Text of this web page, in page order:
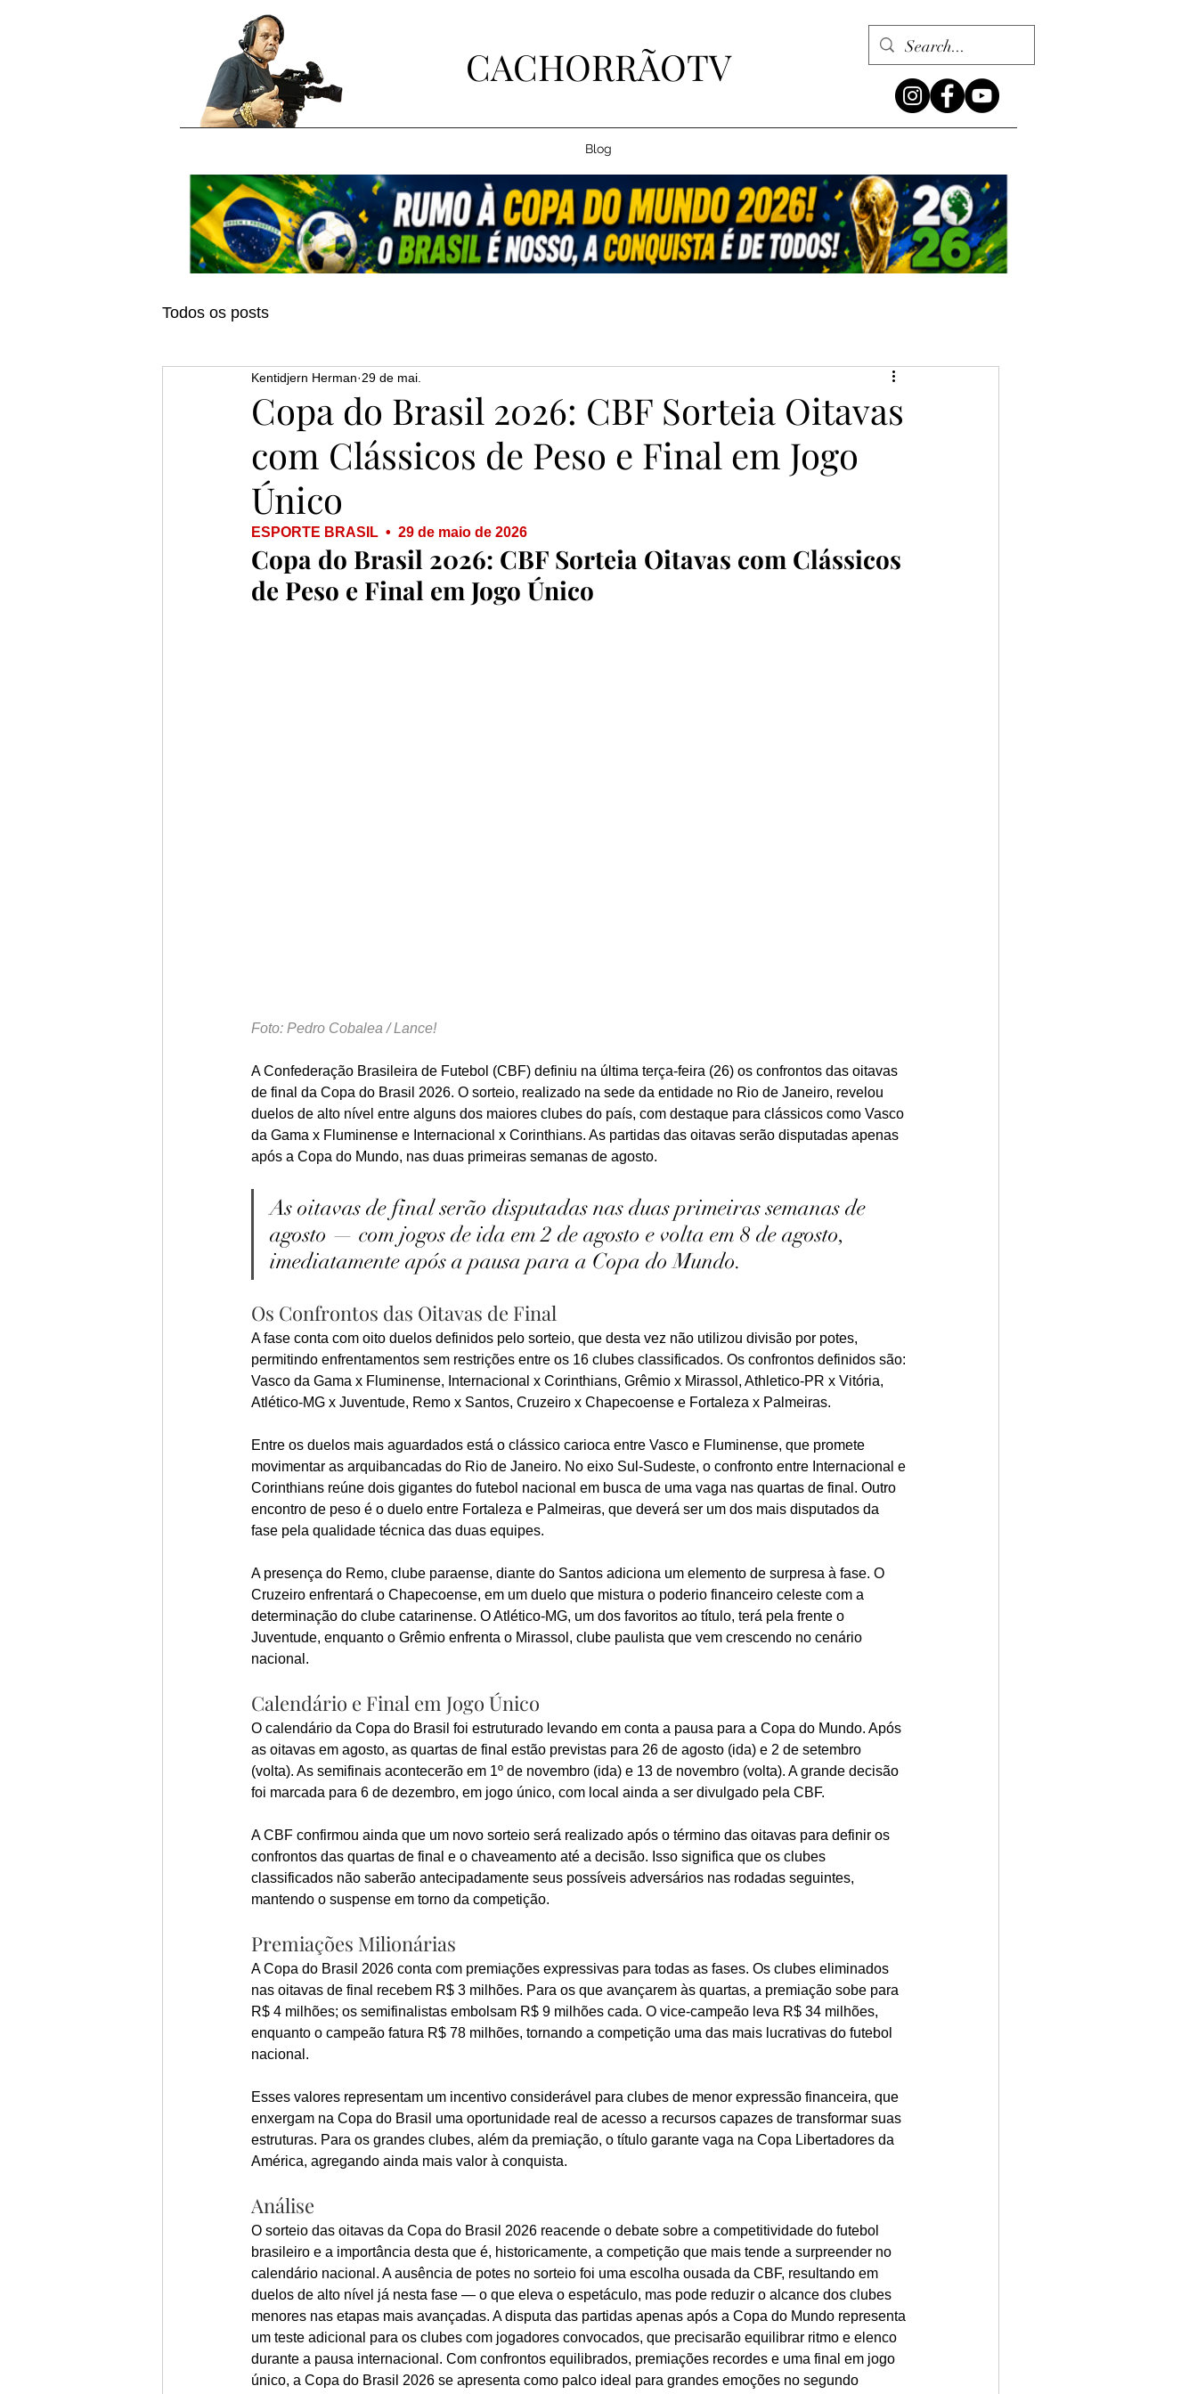
CACHORRÃOTV
Blog
Todos os posts
Copa do Brasil 2026: CBF Sorteia Oitavas
com Clássicos de Peso e Final em Jogo
Único
Kentidjern Herman 29 de mai.
ESPORTE BRASIL  •  29 de maio de 2026
Copa do Brasil 2026: CBF Sorteia Oitavas com Clássicos
de Peso e Final em Jogo Único
Foto: Pedro Cobalea / Lance!
A Confederação Brasileira de Futebol (CBF) definiu na última terça-feira (26) os confrontos das oitavas
de final da Copa do Brasil 2026. O sorteio, realizado na sede da entidade no Rio de Janeiro, revelou
duelos de alto nível entre alguns dos maiores clubes do país, com destaque para clássicos como Vasco
da Gama x Fluminense e Internacional x Corinthians. As partidas das oitavas serão disputadas apenas
após a Copa do Mundo, nas duas primeiras semanas de agosto.
As oitavas de final serão disputadas nas duas primeiras semanas de
agosto — com jogos de ida em 2 de agosto e volta em 8 de agosto,
imediatamente após a pausa para a Copa do Mundo.
Os Confrontos das Oitavas de Final
A fase conta com oito duelos definidos pelo sorteio, que desta vez não utilizou divisão por potes,
permitindo enfrentamentos sem restrições entre os 16 clubes classificados. Os confrontos definidos são:
Vasco da Gama x Fluminense, Internacional x Corinthians, Grêmio x Mirassol, Athletico-PR x Vitória,
Atlético-MG x Juventude, Remo x Santos, Cruzeiro x Chapecoense e Fortaleza x Palmeiras.
Entre os duelos mais aguardados está o clássico carioca entre Vasco e Fluminense, que promete
movimentar as arquibancadas do Rio de Janeiro. No eixo Sul-Sudeste, o confronto entre Internacional e
Corinthians reúne dois gigantes do futebol nacional em busca de uma vaga nas quartas de final. Outro
encontro de peso é o duelo entre Fortaleza e Palmeiras, que deverá ser um dos mais disputados da
fase pela qualidade técnica das duas equipes.
A presença do Remo, clube paraense, diante do Santos adiciona um elemento de surpresa à fase. O
Cruzeiro enfrentará o Chapecoense, em um duelo que mistura o poderio financeiro celeste com a
determinação do clube catarinense. O Atlético-MG, um dos favoritos ao título, terá pela frente o
Juventude, enquanto o Grêmio enfrenta o Mirassol, clube paulista que vem crescendo no cenário
nacional.
Calendário e Final em Jogo Único
O calendário da Copa do Brasil foi estruturado levando em conta a pausa para a Copa do Mundo. Após
as oitavas em agosto, as quartas de final estão previstas para 26 de agosto (ida) e 2 de setembro
(volta). As semifinais acontecerão em 1º de novembro (ida) e 13 de novembro (volta). A grande decisão
foi marcada para 6 de dezembro, em jogo único, com local ainda a ser divulgado pela CBF.
A CBF confirmou ainda que um novo sorteio será realizado após o término das oitavas para definir os
confrontos das quartas de final e o chaveamento até a decisão. Isso significa que os clubes
classificados não saberão antecipadamente seus possíveis adversários nas rodadas seguintes,
mantendo o suspense em torno da competição.
Premiações Milionárias
A Copa do Brasil 2026 conta com premiações expressivas para todas as fases. Os clubes eliminados
nas oitavas de final recebem R$ 3 milhões. Para os que avançarem às quartas, a premiação sobe para
R$ 4 milhões; os semifinalistas embolsam R$ 9 milhões cada. O vice-campeão leva R$ 34 milhões,
enquanto o campeão fatura R$ 78 milhões, tornando a competição uma das mais lucrativas do futebol
nacional.
Esses valores representam um incentivo considerável para clubes de menor expressão financeira, que
enxergam na Copa do Brasil uma oportunidade real de acesso a recursos capazes de transformar suas
estruturas. Para os grandes clubes, além da premiação, o título garante vaga na Copa Libertadores da
América, agregando ainda mais valor à conquista.
Análise
O sorteio das oitavas da Copa do Brasil 2026 reacende o debate sobre a competitividade do futebol
brasileiro e a importância desta que é, historicamente, a competição que mais tende a surpreender no
calendário nacional. A ausência de potes no sorteio foi uma escolha ousada da CBF, resultando em
duelos de alto nível já nesta fase — o que eleva o espetáculo, mas pode reduzir o alcance dos clubes
menores nas etapas mais avançadas. A disputa das partidas apenas após a Copa do Mundo representa
um teste adicional para os clubes com jogadores convocados, que precisarão equilibrar ritmo e elenco
durante a pausa internacional. Com confrontos equilibrados, premiações recordes e uma final em jogo
único, a Copa do Brasil 2026 se apresenta como palco ideal para grandes emoções no segundo